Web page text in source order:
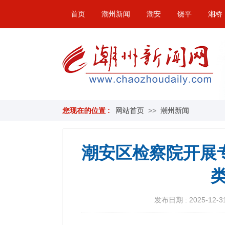
首页 潮州新闻 潮安 饶平 湘桥
您现在的位置 : 网站首页 >> 潮州新闻
潮安区检察院开展
发布日期 : 2025-12-